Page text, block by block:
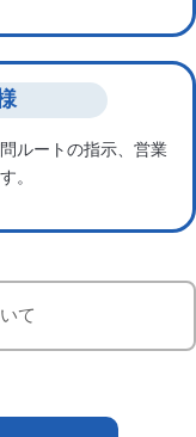
ルートの指示、 営業
。
て